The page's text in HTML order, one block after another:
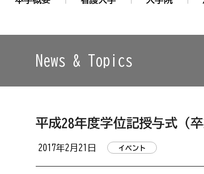
News & Topics
平成28年度学位記授与式（
2017年2月21日 イベント